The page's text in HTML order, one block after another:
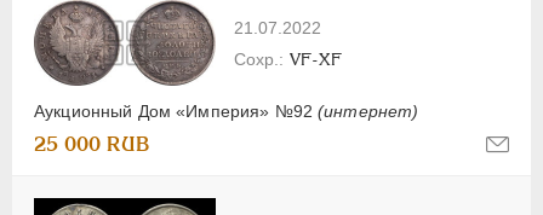
21.07.2022
Аукционный Дом «Империя» №92(интернет)
VF-XF
25 000 RUB